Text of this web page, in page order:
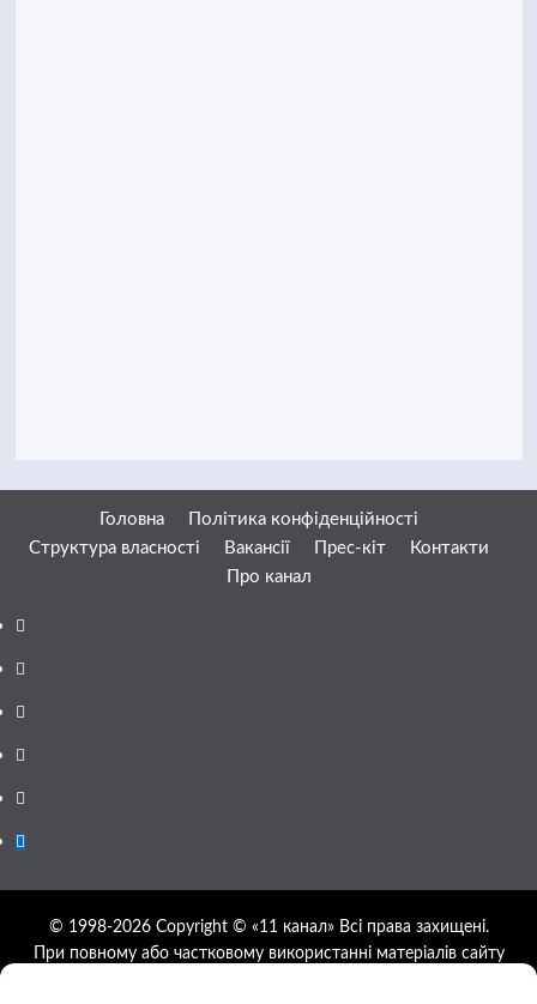
Головна
Політика конфіденційності
Структура власності
Вакансії Прес-кіт
Контакти
Про канал
Facebook
YouTube
Telegram
Instagram
Twitter
Google
© 1998-2026 Copyright © «11 канал» Всі права захищені.
При повному або частковому використанні матеріалів сайту